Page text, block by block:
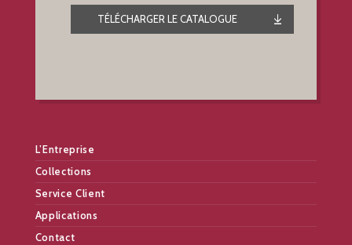
TÉLÉCHARGER LE CATALOGUE
L’Entreprise
Collections
Service Client
Applications
Contact